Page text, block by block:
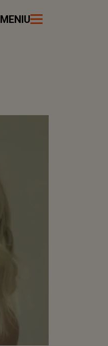
MENIU